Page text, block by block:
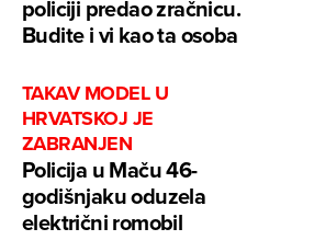
policiji predao zračnicu.
Budite i vi kao ta osoba
TAKAV MODEL U
HRVATSKOJ JE
ZABRANJEN
Policija u Maču 46-
godišnjaku oduzela
električni romobil